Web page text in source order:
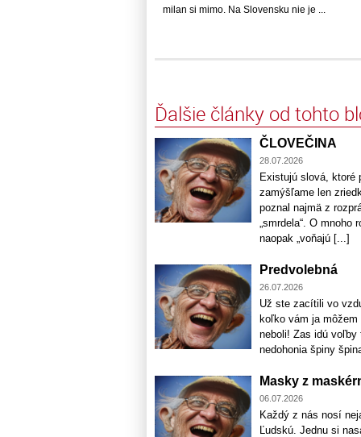
milan si mimo. Na Slovensku nie je ...
Ďalšie články od tohto
ČLOVEČINA
28.07.2026
Existujú slová, ktoré
zamýšľame len
poznal najmä z
„smrdela“. O
naopak „voňajú [...]
Predvolebná
26.07.2026
Už ste zacítili vo
koľko vám ja
neboli! Zas idú
nedohonia špiny
Masky z
06.07.2026
Každý z nás nosí
Ľudskú. Jednu si